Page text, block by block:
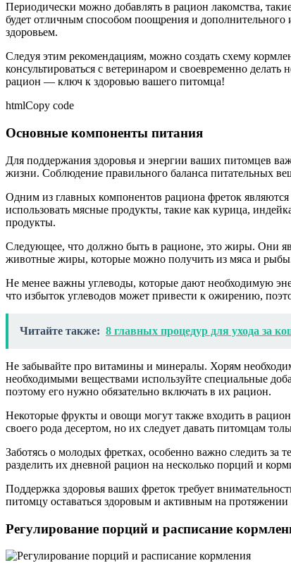
Периодически можно добавлять в рацион лакомства,
будет отличным способом поощрения и дополнительного
здоровьем.
Следуя этим рекомендациям, можно создать схему
консультироваться с ветеринаром и своевременно
рацион — ключ к здоровью вашего питомца!
htmlCopy code
Основные компоненты питания
Для поддержания здоровья и энергии ваших питомцев
жизни. Соблюдение правильного баланса питательных
Одним из главных компонентов рациона фреток
использовать мясные продукты, такие как курица,
продукты.
Следующее, что должно быть в рационе, это жиры. Они
животные жиры, которые можно получить из мяса и рыбы.
Не менее важны углеводы, которые дают необходимую
что избыток углеводов может привести к ожирению,
Читайте также: 8 главных процедур для ухода за
Не забывайте про витамины и минералы. Хорям
необходимыми веществами используйте специальные
поэтому его нужно обязательно включать в их рацион.
Некоторые фрукты и овощи могут также входить в
своего рода десертом, но их следует давать питомцам
Заботясь о молодых фретках, особенно важно следить
разделить их дневной рацион на несколько порций и
Поддержка здоровья ваших фреток требует
питомцу оставаться здоровым и активным на
Регулирование порций и расписание